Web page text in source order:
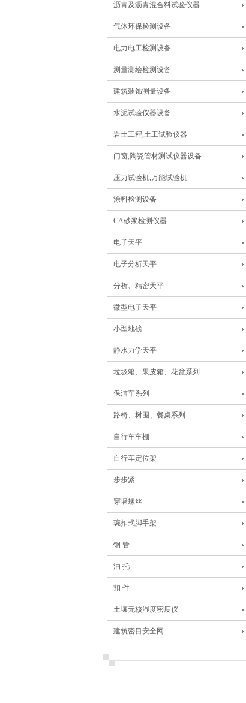
沥青及沥青混合料试验仪器
气体环保检测设备
电力电工检测设备
测量测绘检测设备
建筑装饰测量设备
水泥试验仪器设备
岩土工程,土工试验仪器
门窗,陶瓷管材测试仪器设备
压力试验机,万能试验机
涂料检测设备
CA砂浆检测仪器
电子天平
电子分析天平
分析、精密天平
微型电子天平
小型地磅
静水力学天平
垃圾箱、果皮箱、花盆系列
保洁车系列
路椅、树围、餐桌系列
自行车车棚
自行车定位架
步步紧
穿墙螺丝
琬扣式脚手架
钢 管
油 托
扣 件
土壤无核湿度密度仪
建筑密目安全网